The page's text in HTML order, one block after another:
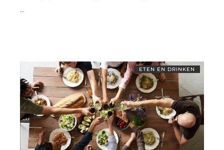
...
ETEN EN DRINKEN